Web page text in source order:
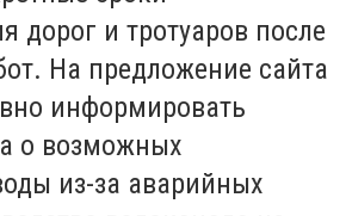
дорог и тротуаров после
На предложение сайта
информировать
о возможных
из-за аварийных